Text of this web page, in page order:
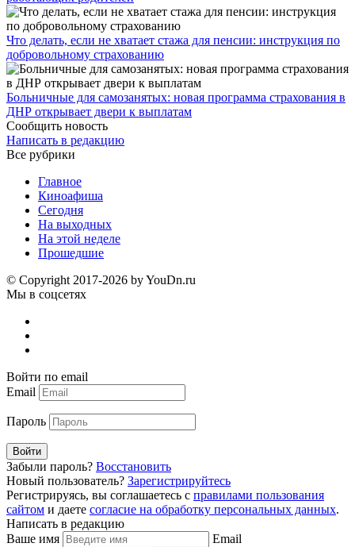
Что делать, если не хватает стажа для пенсии: инструкция по
добровольному страхованию
Больничные для самозанятых: новая программа страхования в
ДНР открывает двери к выплатам
Сообщить новость
Написать в редакцию
Все рубрики
Главное
Киноафиша
Сегодня
На выходных
На этой неделе
Прошедшие
© Copyright 2017-2026 by YouDn.ru
Мы в соцсетях
Войти по email
Email
Пароль
Войти
Забыли пароль? Восстановить
Новый пользователь? Зарегистрируйтесь
Регистрируясь, вы соглашаетесь с правилами пользования
сайтом и даете согласие на обработку персональных данных.
Написать в редакцию
Ваше имя
Email